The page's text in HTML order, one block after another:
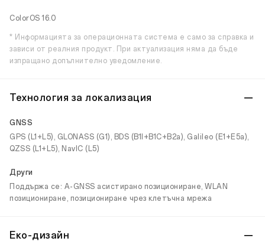
ColorOS 16.0
* Информацията за операционната система е само за справка и
зависи от реалния продукт. При актуализация няма да бъде
изпращано допълнително уведомление.
Технология за локализация
GNSS
GPS (L1+L5), GLONASS (G1), BDS (B1I+B1C+B2a), Galileo (E1+E5a),
QZSS (L1+L5), NavIC (L5)
Други
Поддържа се: A-GNSS асистирано позициониране, WLAN
позициониране, позициониране чрез клетъчна мрежа
Еко-дизайн